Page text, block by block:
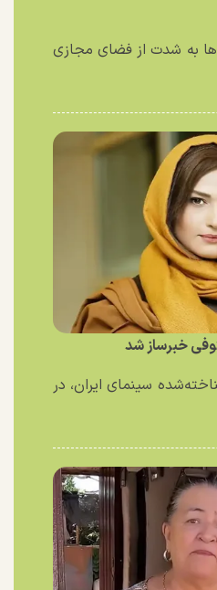
به شدت از فضای مجازی
خبرساز شد
سینمای ایران، در